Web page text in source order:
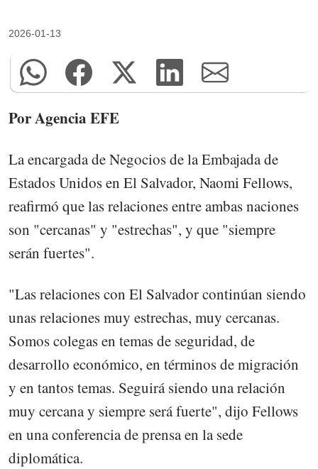
2026-01-13
Por Agencia EFE
La encargada de Negocios de la Embajada de
Estados Unidos en El Salvador, Naomi Fellows,
reafirmó que las relaciones entre ambas naciones
son "cercanas" y "estrechas", y que "siempre
serán fuertes".
"Las relaciones con El Salvador continúan siendo
unas relaciones muy estrechas, muy cercanas.
Somos colegas en temas de seguridad, de
desarrollo económico, en términos de migración
y en tantos temas. Seguirá siendo una relación
muy cercana y siempre será fuerte", dijo Fellows
en una conferencia de prensa en la sede
diplomática.